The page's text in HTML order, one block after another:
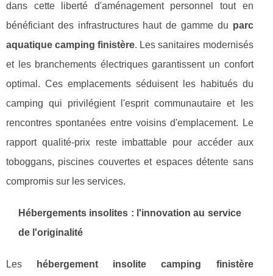
dans cette liberté d'aménagement personnel tout en
bénéficiant des infrastructures haut de gamme du parc
aquatique camping finistère. Les sanitaires modernisés
et les branchements électriques garantissent un confort
optimal. Ces emplacements séduisent les habitués du
camping qui privilégient l'esprit communautaire et les
rencontres spontanées entre voisins d'emplacement. Le
rapport qualité-prix reste imbattable pour accéder aux
toboggans, piscines couvertes et espaces détente sans
compromis sur les services.
Hébergements insolites : l'innovation au service
de l'originalité
Les
hébergement insolite camping finistère